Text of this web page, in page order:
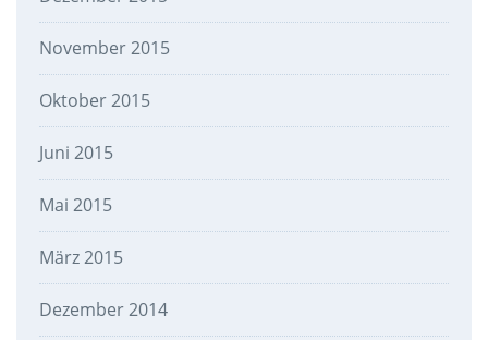
November 2015
Oktober 2015
Juni 2015
Mai 2015
März 2015
Dezember 2014